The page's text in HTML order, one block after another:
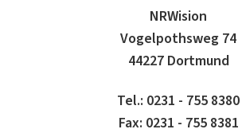
NRWision
Vogelpothsweg 74
44227 Dortmund
Tel.: 0231 - 755 8380
Fax: 0231 - 755 8381